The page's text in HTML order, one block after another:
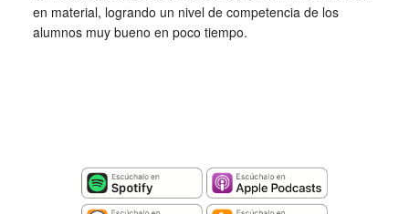
en material, logrando un nivel de competencia de los
alumnos muy bueno en poco tiempo.